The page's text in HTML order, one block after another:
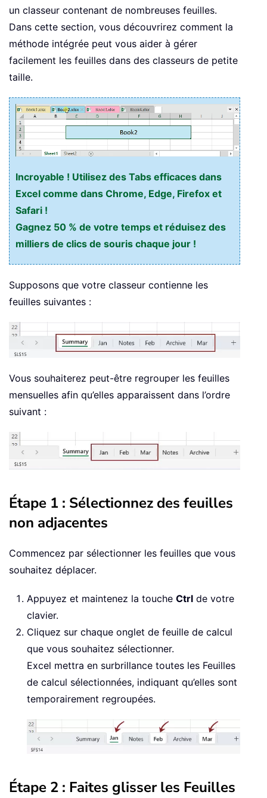
un classeur contenant de nombreuses feuilles.
Dans cette section, vous découvrirez comment la
méthode intégrée peut vous aider à gérer
facilement les feuilles dans des classeurs de petite
taille.
Incroyable ! Utilisez des Tabs efficaces dans
Excel comme dans Chrome, Edge, Firefox et
Safari !
Gagnez 50 % de votre temps et réduisez des
milliers de clics de souris chaque jour !
Supposons que votre classeur contienne les
feuilles suivantes :
Vous souhaiterez peut-être regrouper les feuilles
mensuelles afin qu’elles apparaissent dans l’ordre
suivant :
Étape 1 : Sélectionnez des feuilles
non adjacentes
Commencez par sélectionner les feuilles que vous
souhaitez déplacer.
Appuyez et maintenez la touche Ctrl de votre
clavier.
Cliquez sur chaque onglet de feuille de calcul
que vous souhaitez sélectionner.
Excel mettra en surbrillance toutes les Feuilles
de calcul sélectionnées, indiquant qu’elles sont
temporairement regroupées.
Étape 2 : Faites glisser les Feuilles